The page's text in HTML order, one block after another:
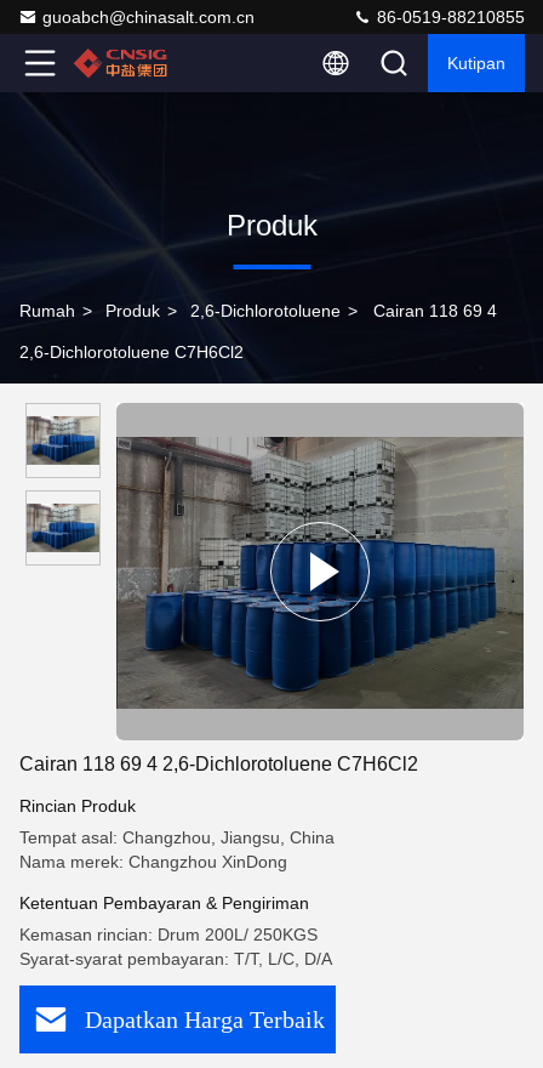
guoabch@chinasalt.com.cn 86-0519-88210855
Kutipan
Produk
Rumah > Produk > 2,6-Dichlorotoluene > Cairan 118 69 4
2,6-Dichlorotoluene C7H6Cl2
Cairan 118 69 4 2,6-Dichlorotoluene C7H6Cl2
Rincian Produk
Tempat asal: Changzhou, Jiangsu, China
Nama merek: Changzhou XinDong
Ketentuan Pembayaran & Pengiriman
Kemasan rincian: Drum 200L/ 250KGS
Syarat-syarat pembayaran: T/T, L/C, D/A
Dapatkan Harga Terbaik